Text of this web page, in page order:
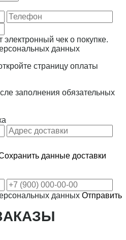
чек о покупке.
данных
страницу оплаты
заполнения обязательных
данные доставки
данных Отправить